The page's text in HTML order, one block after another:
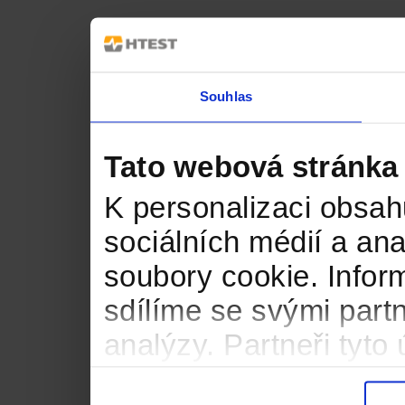
Souhlas
Tato webová
K personalizaci
sociálních médií a
soubory cookie.
sdílíme se svými
analýzy. Partneři tyto
informacemi, které